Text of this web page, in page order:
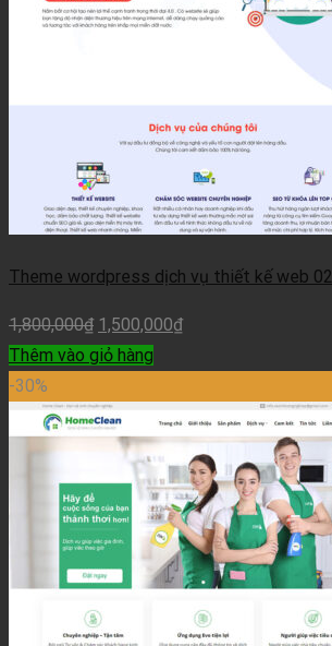
Theme wordpress dịch vụ thiết kế web 02
1,800,000₫ 1,500,000₫
Thêm vào giỏ hàng
-30%